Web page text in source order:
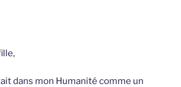
dans mon Humanité comme un